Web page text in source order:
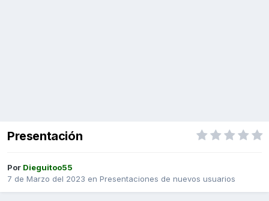
Presentación
Por Dieguitoo55
7 de Marzo del 2023 en Presentaciones de nuevos usuarios